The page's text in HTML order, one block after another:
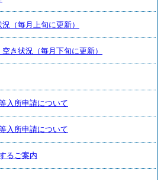
（毎月上旬に更新）
き状況（毎月下旬に更新）
入所申請について
入所申請について
るご案内